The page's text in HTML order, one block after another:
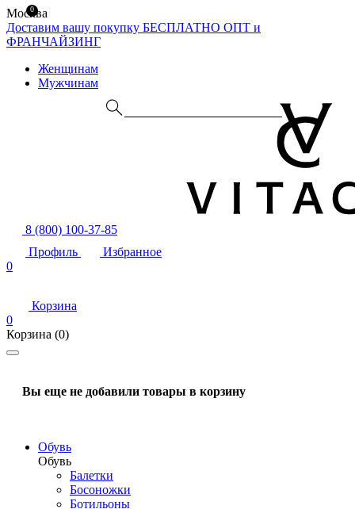
Москва
Доставим вашу покупку БЕСПЛАТНО ОПТ и
ФРАНЧАЙЗИНГ
Женщинам
Мужчинам
8 (800) 100-37-85
Профиль
Избранное
0
Корзина
0
Корзина (0)
Вы еще не добавили товары в корзину
Обувь
Обувь
Балетки
Босоножки
Ботильоны
0